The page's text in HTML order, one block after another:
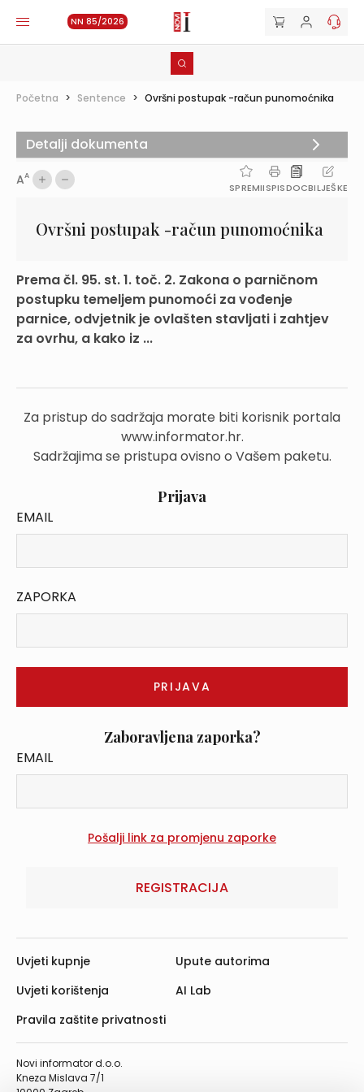
NN 85/2026
Početna > Sentence > Ovršni postupak -račun punomoćnika
AA
SPREMIISPISDOCBILJEŠKE
Ovršni postupak -račun punomoćnika
Prema čl. 95. st. 1. toč. 2. Zakona o parničnom
postupku temeljem punomoći za vođenje
parnice, odvjetnik je ovlašten stavljati i zahtjev
za ovrhu, a kako iz ...
Za pristup do sadržaja morate biti korisnik portala
www.informator.hr.
Sadržajima se pristupa ovisno o Vašem paketu.
Prijava
EMAIL
ZAPORKA
Zaboravljena zaporka?
EMAIL
REGISTRACIJA
Detalji dokumenta
Novi informator d.o.o.
Kneza Mislava 7/1
Uvjeti kupnje
Uvjeti korištenja
Pravila zaštite privatnosti
Upute autorima
AI Lab